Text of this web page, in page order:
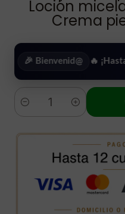
Loción
Crema
Bienvenid@ 🔥 ¡Hasta
Cantidad